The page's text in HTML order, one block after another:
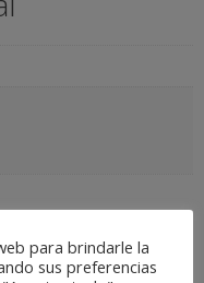
para brindarle la
sus preferencias